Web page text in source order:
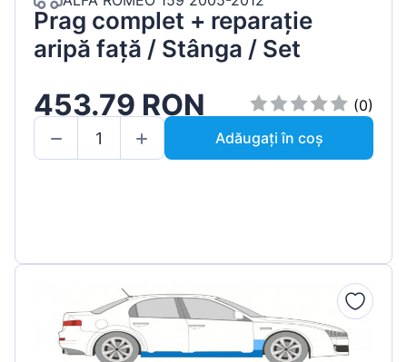
Prag complet + reparație
aripă față / Stânga / Set
453.79 RON
(0)
Adăugați în coș